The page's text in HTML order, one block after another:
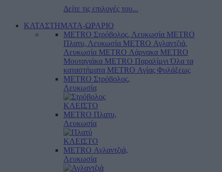
Δείτε τις επιλογές του...
ΚΑΤΑΣΤΗΜΑΤΑ-ΩΡΑΡΙΟ
METRO Στρόβολος, Λευκωσία METRO
Πλατυ, Λευκωσία METRO Αγλαντζιά,
Λευκωσία METRO Λάρνακα METRO
Μουταγιάκα METRO Παραλίμνι Όλα τα
καταστήματα METRO Αγίας Φυλάξεως
METRO Στρόβολος,
Λευκωσία
ΚΛΕΙΣΤΟ
METRO Πλατυ,
Λευκωσία
ΚΛΕΙΣΤΟ
METRO Αγλαντζιά,
Λευκωσία